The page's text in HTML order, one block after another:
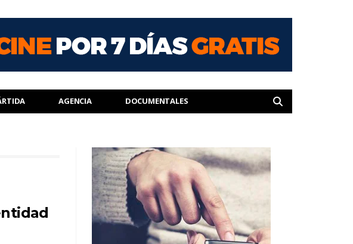
AGENCIA DOCUMENTALES